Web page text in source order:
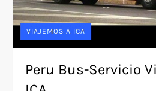
VIAJEMOS A ICA
Peru Bus-Servicio